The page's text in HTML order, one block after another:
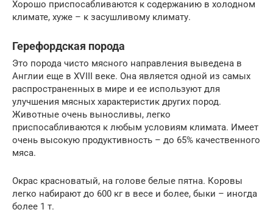
Хорошо приспосабливаются к содержанию в холодном
климате, хуже – к засушливому климату.
Герефордская порода
Это порода чисто мясного направления выведена в
Англии еще в XVIII веке. Она является одной из самых
распространенных в мире и ее используют для
улучшения мясных характеристик других пород.
Животные очень выносливы, легко
приспосабливаются к любым условиям климата. Имеет
очень высокую продуктивность – до 65% качественного
мяса.
Окрас красноватый, на голове белые пятна. Коровы
легко набирают до 600 кг в весе и более, быки – иногда
более 1 т.